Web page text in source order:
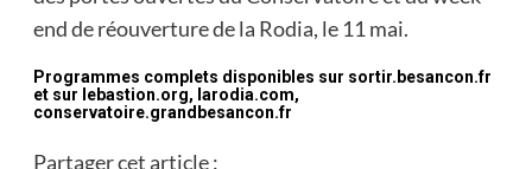
end de réouverture de la Rodia, le 11 mai.
Programmes complets disponibles sur sortir.besancon.fr
et sur lebastion.org, larodia.com,
conservatoire.grandbesancon.fr
Partager cet article :